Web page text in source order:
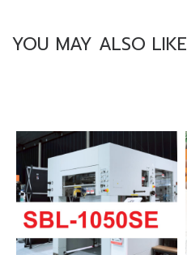
YOU MAY ALSO LIKE